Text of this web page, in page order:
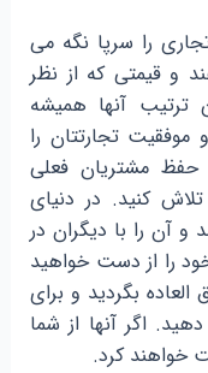
را سرپا نگه می
و قیمتی که از نظر
ترتیب آنها همیشه
موفقیت تجارتتان را
مشتریان فعلی
کنید. در دنیای
و آن را با دیگران در
را از دست خواهید
بگردید و برای
اگر آنها از شما
خواهند کرد.